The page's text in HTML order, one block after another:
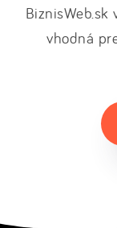
vhodná